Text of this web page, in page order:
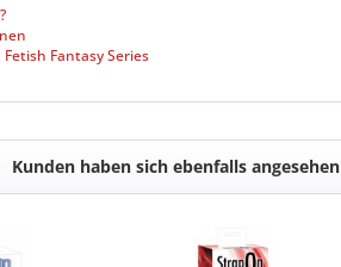
Fantasy Series
Kunden haben sich ebenfalls angesehen